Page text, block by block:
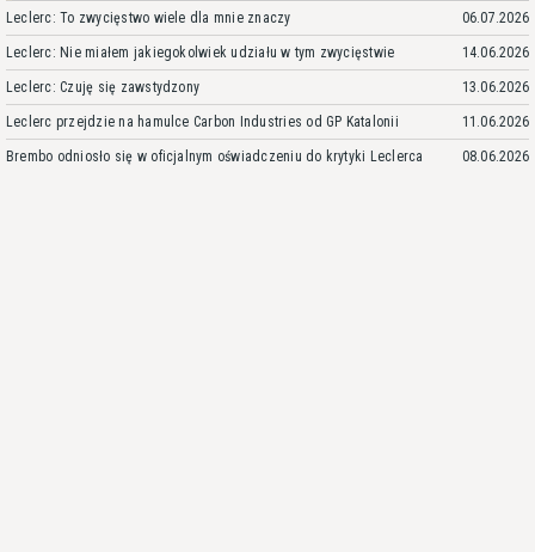
Leclerc: To zwycięstwo wiele dla mnie znaczy 06.07.2026
Leclerc: Nie miałem jakiegokolwiek udziału w tym zwycięstwie 14.06.2026
Leclerc: Czuję się zawstydzony 13.06.2026
Leclerc przejdzie na hamulce Carbon Industries od GP Katalonii 11.06.2026
Brembo odniosło się w oficjalnym oświadczeniu do krytyki Leclerca 08.06.2026